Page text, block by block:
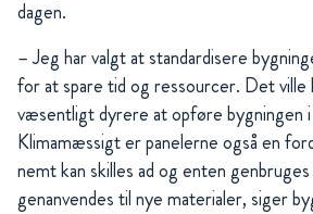
dagen.
– Jeg har valgt at standardisere
for at spare tid og ressourcer. Det
væsentligt dyrere at opføre bygningen
Klimamæssigt er panelerne også en
nemt kan skilles ad og enten
genanvendes til nye materialer, siger